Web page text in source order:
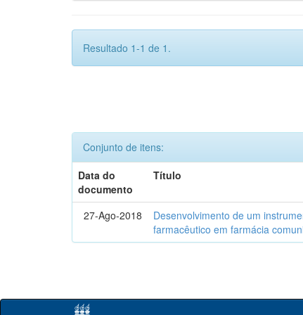
Resultado 1-1 de 1.
Conjunto de itens:
Data do
documento
Título
27-Ago-2018
Desenvolvimento de um
farmacêutico em farmácia